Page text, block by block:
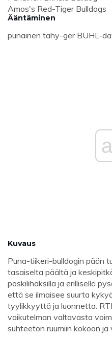
Amos's Red-Tiger Bulldogs
Ääntäminen
punainen tahy-ger BUHL-
Kuvaus
Puna-tiikeri-bulldogin pään
tasaiselta päältä ja
poskilihaksilla ja erillisellä
että se ilmaisee suurta
tyylikkyyttä ja luonnetta.
vaikutelman valtavasta
suhteeton ruumiin kokoon ja